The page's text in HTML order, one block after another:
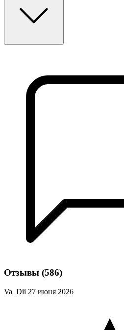
Отзывы (586)
Va_Dii 27 июня 2026